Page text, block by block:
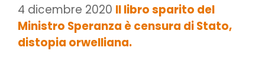
4 dicembre 2020 Il libro sparito del
Ministro Speranza è censura di Stato,
distopia orwelliana.